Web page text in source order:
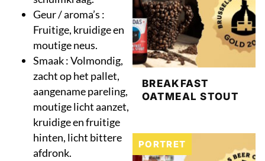
Geur / aroma’s :
Fruitige, kruidige en
moutige neus.
Smaak : Volmondig,
zacht op het pallet,
aangename pareling,
moutige licht aanzet,
kruidige en fruitige
hinten, licht bittere
afdronk.
BREAKFAST
OATMEAL STOUT
PORTRET